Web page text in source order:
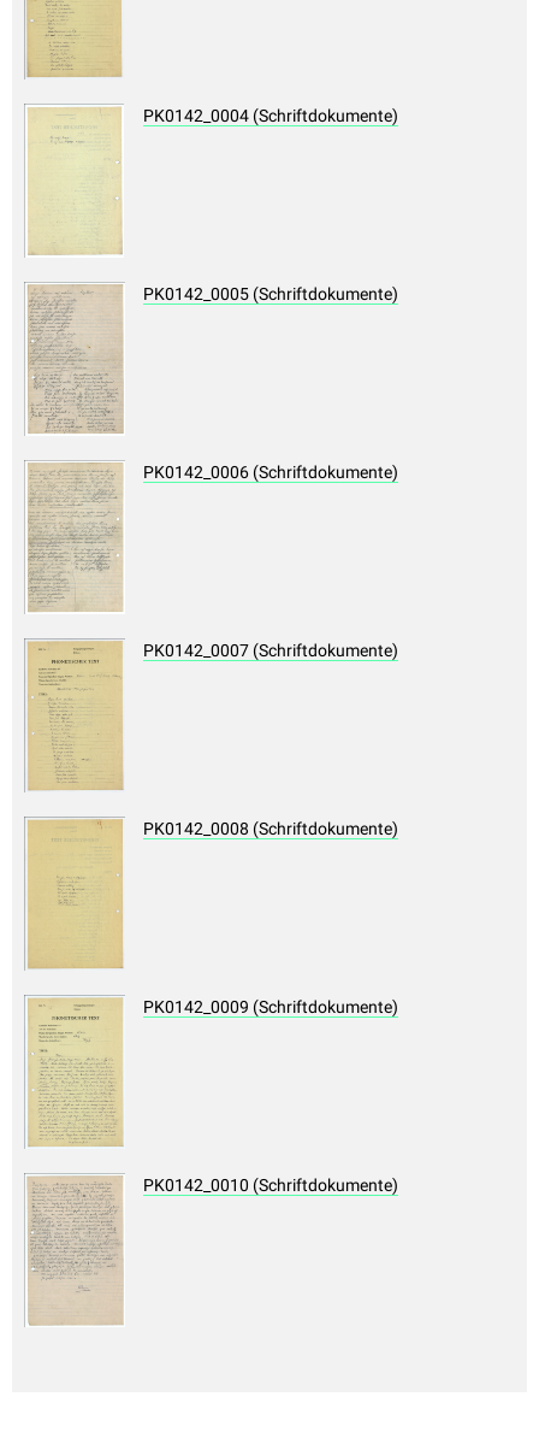
PK0142_0004 (Schriftdokumente)
PK0142_0005 (Schriftdokumente)
PK0142_0006 (Schriftdokumente)
PK0142_0007 (Schriftdokumente)
PK0142_0008 (Schriftdokumente)
PK0142_0009 (Schriftdokumente)
PK0142_0010 (Schriftdokumente)